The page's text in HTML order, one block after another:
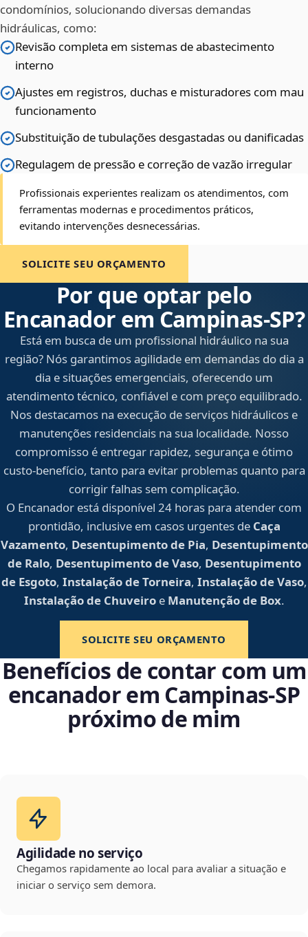
condomínios, solucionando diversas demandas
hidráulicas, como:
Revisão completa em sistemas de abastecimento
interno
Ajustes em registros, duchas e misturadores com mau
funcionamento
Substituição de tubulações desgastadas ou danificadas
Regulagem de pressão e correção de vazão irregular
Profissionais experientes realizam os atendimentos, com
ferramentas modernas e procedimentos práticos,
evitando intervenções desnecessárias.
SOLICITE SEU ORÇAMENTO
Por que optar pelo
Encanador em Campinas‑SP?
Está em busca de um profissional hidráulico na sua
região? Nós garantimos agilidade em demandas do dia a
dia e situações emergenciais, oferecendo um
atendimento técnico, confiável e com preço equilibrado.
Nos destacamos na execução de serviços hidráulicos e
manutenções residenciais na sua localidade. Nosso
compromisso é entregar rapidez, segurança e ótimo
custo-benefício, tanto para evitar problemas quanto para
corrigir falhas sem complicação.
O Encanador está disponível 24 horas para atender com
prontidão, inclusive em casos urgentes de Caça
Vazamento, Desentupimento de Pia, Desentupimento
de Ralo, Desentupimento de Vaso, Desentupimento
de Esgoto, Instalação de Torneira, Instalação de Vaso,
Instalação de Chuveiroe Manutenção de Box.
SOLICITE SEU ORÇAMENTO
Benefícios de contar com um
encanador em Campinas‑SP
próximo de mim
Agilidade no serviço
Chegamos rapidamente ao local para avaliar a situação e
iniciar o serviço sem demora.